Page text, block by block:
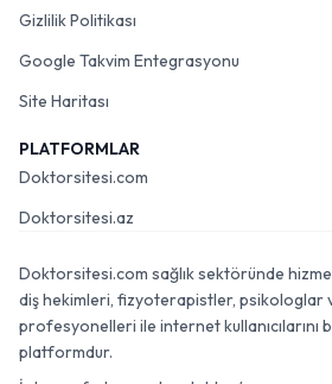
Gizlilik Politikası
Google Takvim Entegrasyonu
Site Haritası
PLATFORMLAR
Doktorsitesi.com
Doktorsitesi.az
Doktorsitesi.com sağlık sektöründe
diş hekimleri, fizyoterapistler, psikologlar
profesyonelleri ile internet kullanıcılarını
platformdur.